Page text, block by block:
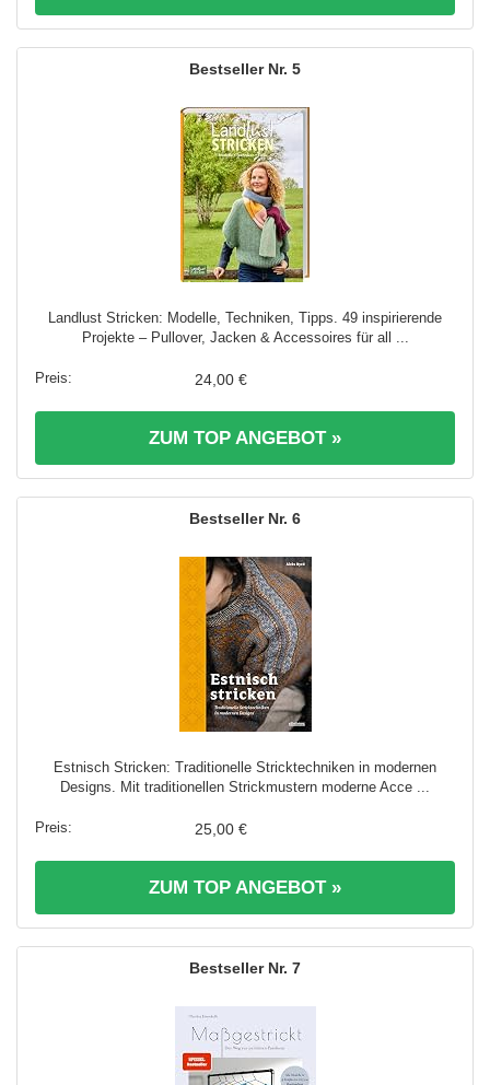
5
Landlust Stricken: Modelle, Techniken, Tipps. 49 inspirierende
Projekte – Pullover, Jacken & Accessoires für all ...
24,00 €
ZUM TOP ANGEBOT »
6
Estnisch Stricken: Traditionelle Stricktechniken in modernen
Designs. Mit traditionellen Strickmustern moderne Acce ...
25,00 €
ZUM TOP ANGEBOT »
7